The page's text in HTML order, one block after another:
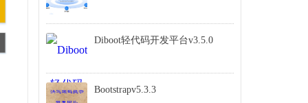
Diboot轻代码开发平台v3.5.0
Bootstrapv5.3.3